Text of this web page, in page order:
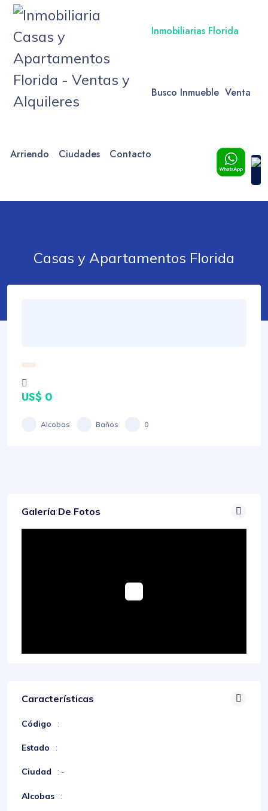
Inmobiliarias Florida
Busco Inmueble Venta
Arriendo Ciudades Contacto
Casas y Apartamentos Florida
US$ 0
Alcobas Baños 0
Galería De Fotos
Características
Código :
Estado :
Ciudad : -
Alcobas :